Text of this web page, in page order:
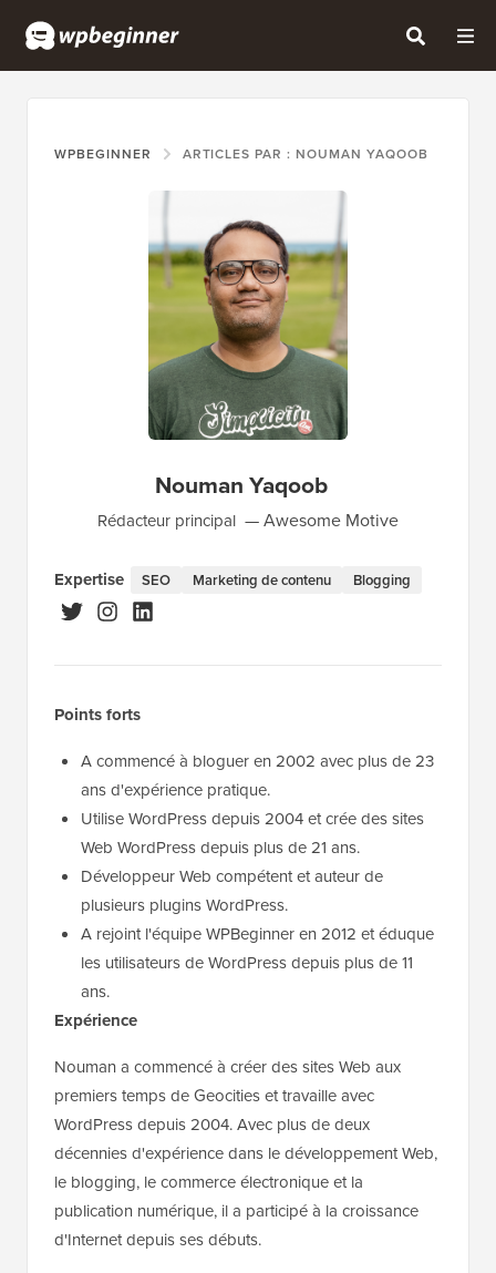
WPBEGINNER ARTICLES PAR : NOUMAN YAQOOB
Nouman Yaqoob
Rédacteur principal Awesome Motive
Expertise SEO Marketing de contenu Blogging
Points forts
A commencé à bloguer en 2002 avec plus de 23
ans d'expérience pratique.
Utilise WordPress depuis 2004 et crée des sites
Web WordPress depuis plus de 21 ans.
Développeur Web compétent et auteur de
plusieurs plugins WordPress.
A rejoint l'équipe WPBeginner en 2012 et éduque
les utilisateurs de WordPress depuis plus de 11
ans.
Expérience
Nouman a commencé à créer des sites Web aux
premiers temps de Geocities et travaille avec
WordPress depuis 2004. Avec plus de deux
décennies d'expérience dans le développement Web,
le blogging, le commerce électronique et la
publication numérique, il a participé à la croissance
d'Internet depuis ses débuts.